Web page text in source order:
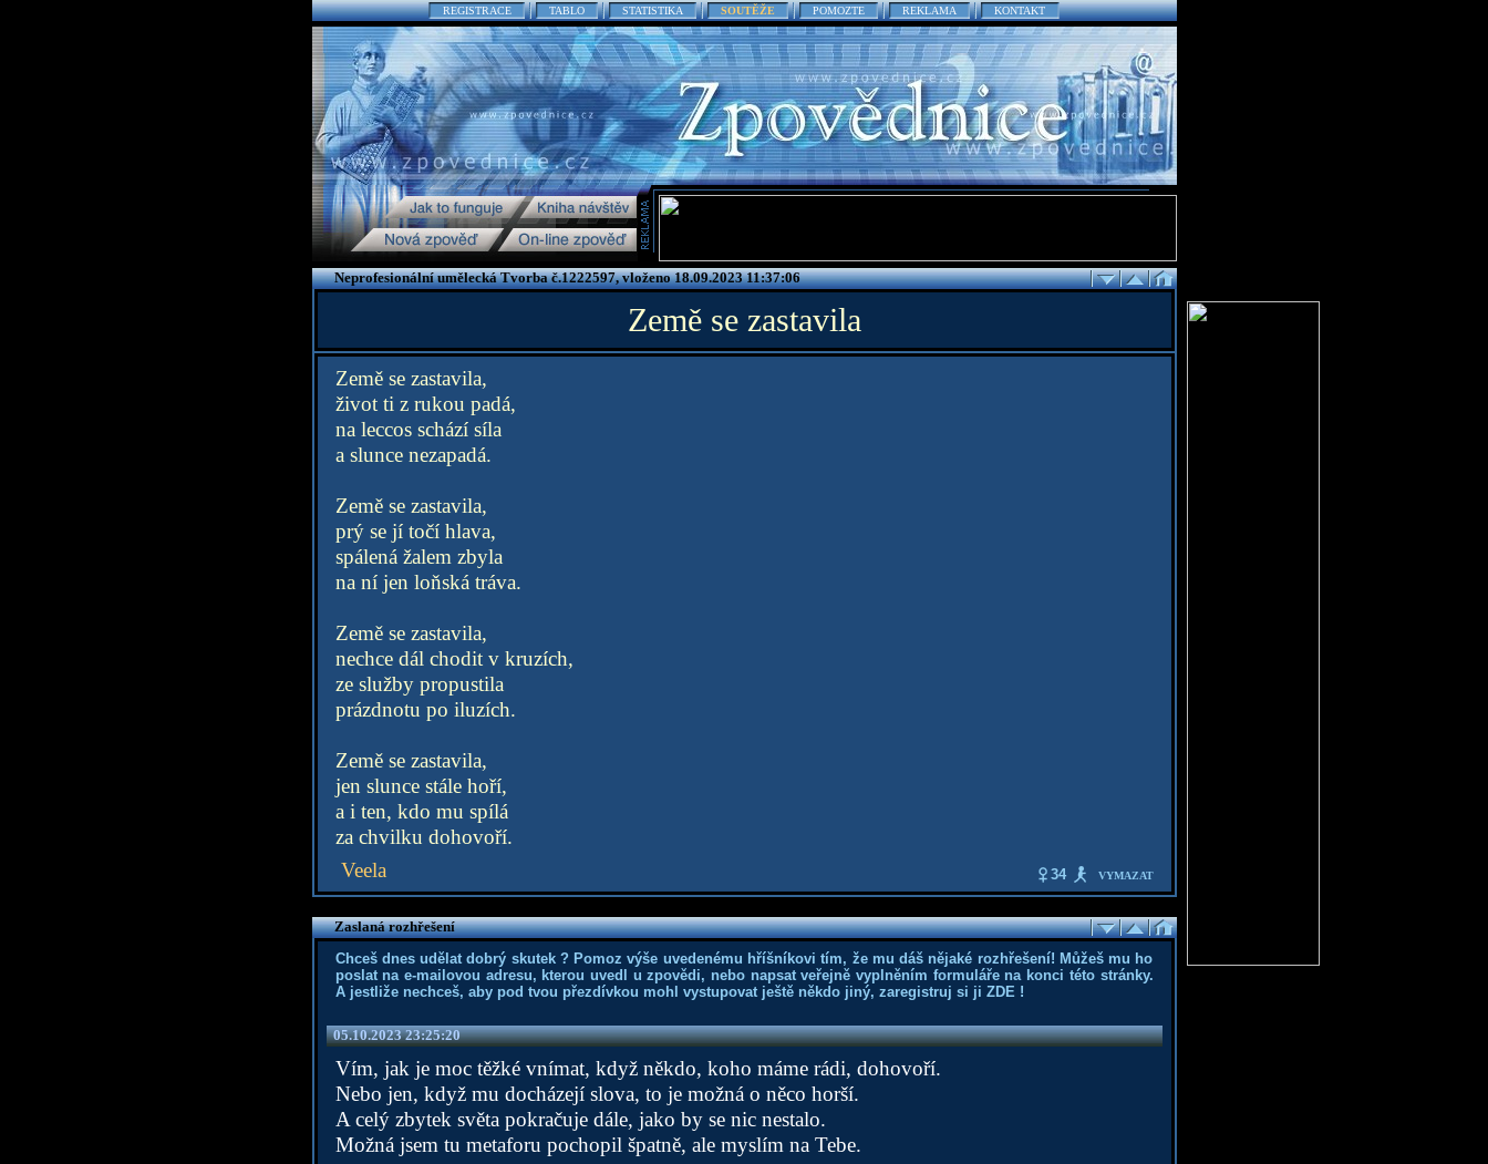
REGISTRACE TABLO STATISTIKA SOUTĚŽE POMOZTE REKLAMA KONTAKT
Neprofesionální umělecká Tvorba č.1222597, vloženo 18.09.2023 11:37:06
Země se zastavila
Země se zastavila,
život ti z rukou padá,
na leccos schází síla
a slunce nezapadá.
Země se zastavila,
prý se jí točí hlava,
spálená žalem zbyla
na ní jen loňská tráva.
Země se zastavila,
nechce dál chodit v kruzích,
ze služby propustila
prázdnotu po iluzích.
Země se zastavila,
jen slunce stále hoří,
a i ten, kdo mu spílá
za chvilku dohovoří.
Veela
34 VYMAZAT
Zaslaná rozhřešení
Chceš dnes udělat dobrý skutek ? Pomoz výše uvedenému hříšníkovi tím, že mu dáš nějaké rozhřešení! Můžeš mu ho
poslat na e-mailovou adresu, kterou uvedl u zpovědi, nebo napsat veřejně vyplněním formuláře na konci této stránky.
A jestliže nechceš, aby pod tvou přezdívkou mohl vystupovat ještě někdo jiný, zaregistruj si ji ZDE!
05.10.2023 23:25:20
Vím, jak je moc těžké vnímat, když někdo, koho máme rádi, dohovoří.
Nebo jen, když mu docházejí slova, to je možná o něco horší.
A celý zbytek světa pokračuje dále, jako by se nic nestalo.
Možná jsem tu metaforu pochopil špatně, ale myslím na Tebe.